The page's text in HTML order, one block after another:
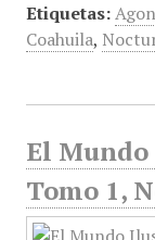
Etiquetas:
Coahuila,
El
Tomo 1,